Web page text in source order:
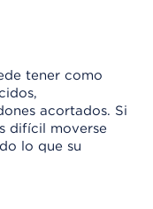
tener como
acortados. Si
difícil moverse
lo que su